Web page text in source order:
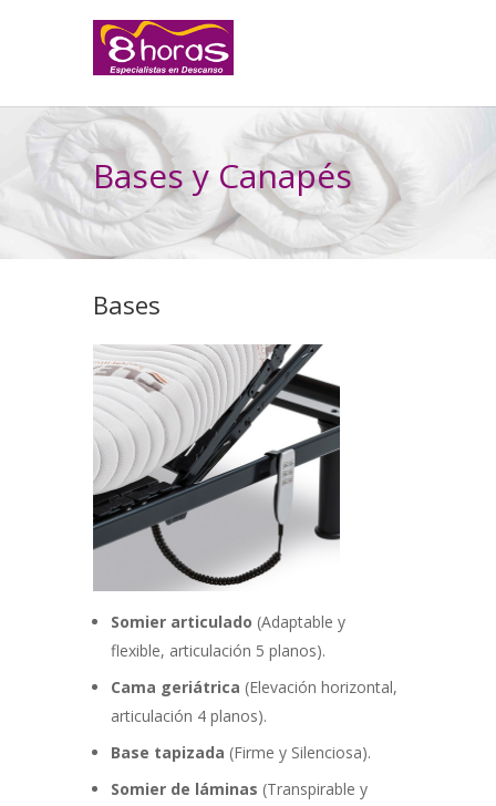
Bases y Canapés
Bases
Somier articulado (Adaptable y
flexible, articulación 5 planos).
Cama geriátrica (Elevación horizontal,
articulación 4 planos).
Base tapizada (Firme y Silenciosa).
Somier de láminas (Transpirable y